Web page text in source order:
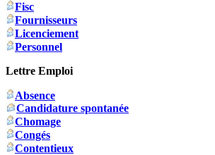
Fisc
Fournisseurs
Licenciement
Personnel
Lettre Emploi
Absence
Candidature spontanée
Chomage
Congés
Contentieux